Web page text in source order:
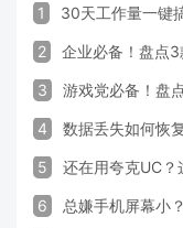
1 30天工作量一键
2 企业必备！盘点
3 游戏党必备！盘
4 数据丢失如何恢
5 还在用夸克UC？
6 总嫌手机屏幕小